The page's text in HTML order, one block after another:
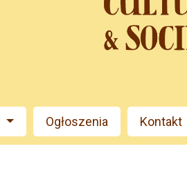
Ogłoszenia Kontakt